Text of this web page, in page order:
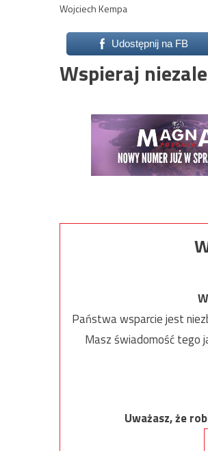
Wojciech Kempa
Udostępnij na FB
Wspieraj
Państwa wsparcie jest
Masz świadomość tego
Uważasz, że